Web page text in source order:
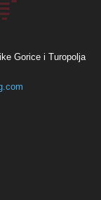
Gorice i Turopolja